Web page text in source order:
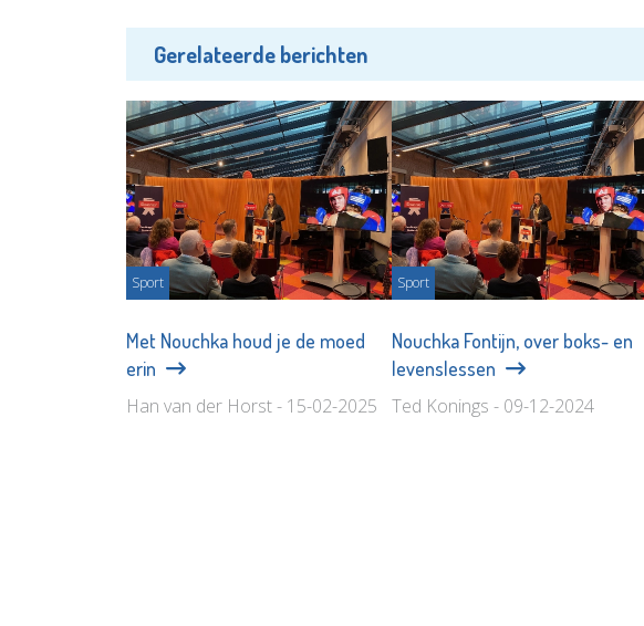
Gerelateerde berichten
Sport
Met Nouchka houd je de moed
erin
Han van der Horst - 15-02-2025
Sport
Nouchka Fontijn, over boks- en
levenslessen
Ted Konings - 09-12-2024